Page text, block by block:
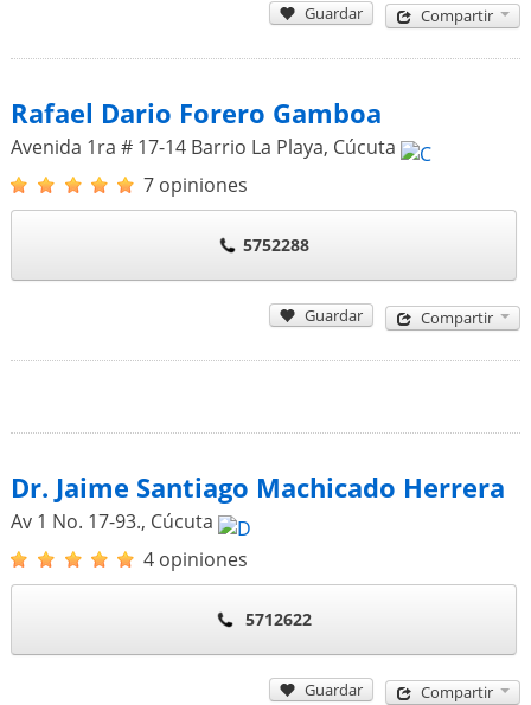
Guardar Compartir
Rafael Dario Forero Gamboa
Avenida 1ra # 17-14 Barrio La Playa, Cúcuta
7 opiniones
5752288
Guardar Compartir
Dr. Jaime Santiago Machicado Herrera
Av 1 No. 17-93., Cúcuta
4 opiniones
5712622
Guardar Compartir